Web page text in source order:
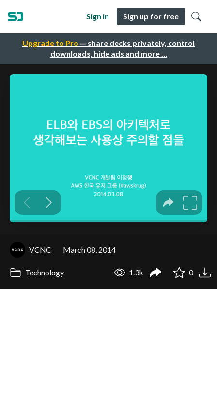
Upgrade to Pro — share decks privately, control
downloads, hide ads and more …
Sign in Sign up for free
VCNC March 08, 2014
Technology 1.3k 0